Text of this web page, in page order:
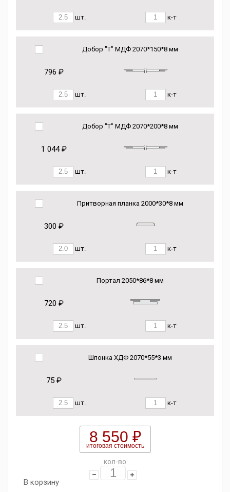
шт. к-т
Добор "Т" МДФ 2070*150*8 мм
796 ₽
шт. к-т
Добор "Т" МДФ 2070*200*8 мм
1 044 ₽
шт. к-т
Притворная планка 2000*30*8 мм
300 ₽
шт. к-т
Портал 2050*86*8 мм
720 ₽
шт. к-т
Шпонка ХДФ 2070*55*3 мм
75 ₽
шт. к-т
8 550 ₽
итоговая стоимость
кол-во
В корзину